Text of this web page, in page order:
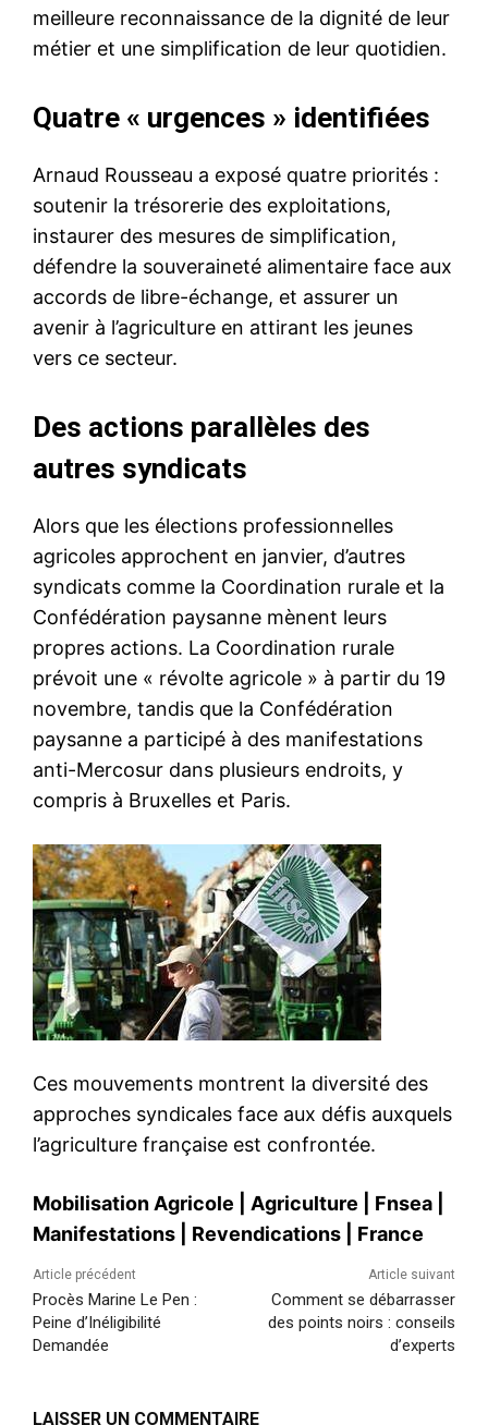
meilleure reconnaissance de la dignité de leur
métier et une simplification de leur quotidien.
Quatre « urgences » identifiées
Arnaud Rousseau a exposé quatre priorités :
soutenir la trésorerie des exploitations,
instaurer des mesures de simplification,
défendre la souveraineté alimentaire face aux
accords de libre-échange, et assurer un
avenir à l’agriculture en attirant les jeunes
vers ce secteur.
Des actions parallèles des
autres syndicats
Alors que les élections professionnelles
agricoles approchent en janvier, d’autres
syndicats comme la Coordination rurale et la
Confédération paysanne mènent leurs
propres actions. La Coordination rurale
prévoit une « révolte agricole » à partir du 19
novembre, tandis que la Confédération
paysanne a participé à des manifestations
anti-Mercosur dans plusieurs endroits, y
compris à Bruxelles et Paris.
Ces mouvements montrent la diversité des
approches syndicales face aux défis auxquels
l’agriculture française est confrontée.
Mobilisation Agricole Agriculture Fnsea
Manifestations
Revendications France
Article précédent
Procès Marine Le Pen :
Peine d’Inéligibilité
Demandée
Article suivant
Comment se débarrasser
des points noirs : conseils
d’experts
LAISSER UN COMMENTAIRE